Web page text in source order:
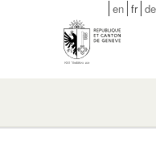
en fr de